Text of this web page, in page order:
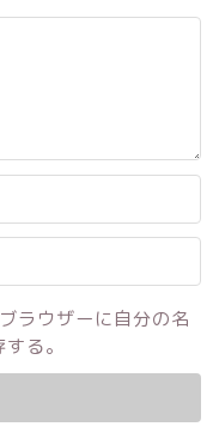
ラウザーに自分の名
る。